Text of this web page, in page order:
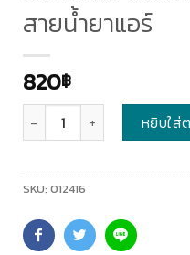
สายน้ำยาแอร์
820฿
หยิบใส่
SKU: 012416